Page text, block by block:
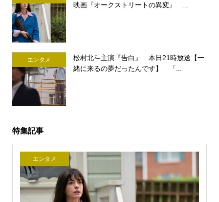
映画『オークストリートの異変』 ...
エンタメ
松村北斗主演『告白』 本日21時放送【一
緒に来るの夢だったんです】 「...
特集記事
エンタメ